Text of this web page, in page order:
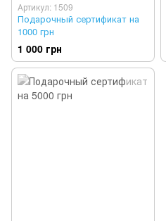
Артикул: 1509
Подарочный сертификат на
1000 грн
1 000 грн